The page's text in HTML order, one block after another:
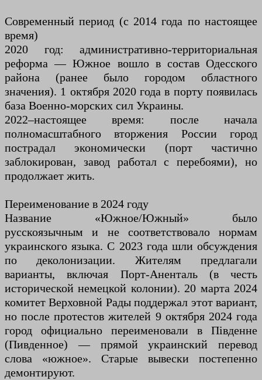
Современный период (с 2014 года по настоящее
время)
2020 год: административно-территориальная
реформа — Южное вошло в состав Одесского
района (ранее было городом областного
значения). 1 октября 2020 года в порту появилась
база Военно-морских сил Украины.
2022–настоящее время: после начала
полномасштабного вторжения России город
пострадал экономически (порт частично
заблокирован, завод работал с перебоями), но
продолжает жить.
Переименование в 2024 году
Название «Южное/Южный» было
русскоязычным и не соответствовало нормам
украинского языка. С 2023 года шли обсуждения
по деколонизации. Жителям предлагали
варианты, включая Порт-Аненталь (в честь
исторической немецкой колонии). 20 марта 2024
комитет Верховной Рады поддержал этот вариант,
но после протестов жителей 9 октября 2024 года
город официально переименовали в Південне
(Пивденное) — прямой украинский перевод
слова «южное». Старые вывески постепенно
демонтируют.